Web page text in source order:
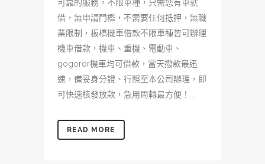
可靠的服務，不限車種，只需您有車就
借，無申請門檻，不需要任何抵押，無職
業限制，板橋機車借款不限車種皆可辦理
機車借款，機車、重機、電動車、
gogoror機車均可借款，當天撥款最迅
速，備妥身分證、行照至本公司辦理，即
可快速核發放款，急用周轉最方便！...
READ MORE